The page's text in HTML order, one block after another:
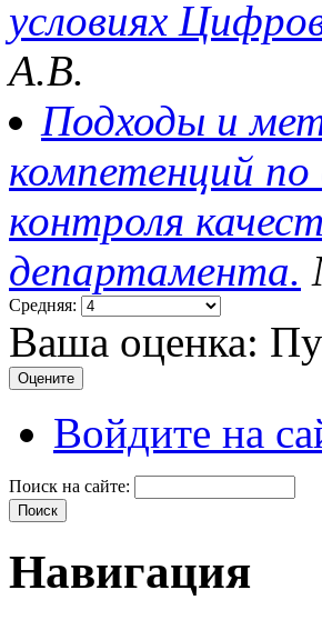
условиях
А.В.
Подходы и
компетенций
контроля
департамента.
Средняя:
Ваша оценка:
Войдите на
Поиск на сайте:
Навигация